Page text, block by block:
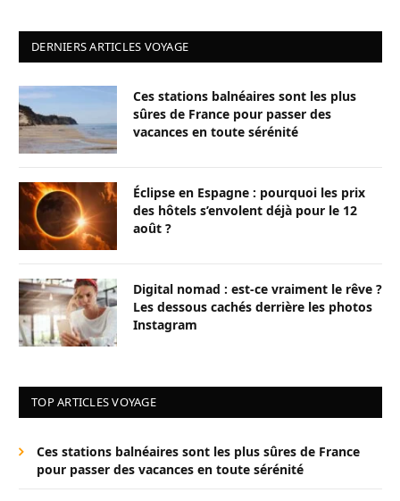
DERNIERS ARTICLES VOYAGE
Ces stations balnéaires sont les plus
sûres de France pour passer des
vacances en toute sérénité
Éclipse en Espagne : pourquoi les prix
des hôtels s’envolent déjà pour le 12
août ?
Digital nomad : est-ce vraiment le rêve ?
Les dessous cachés derrière les photos
Instagram
TOP ARTICLES VOYAGE
Ces stations balnéaires sont les plus sûres de France
pour passer des vacances en toute sérénité